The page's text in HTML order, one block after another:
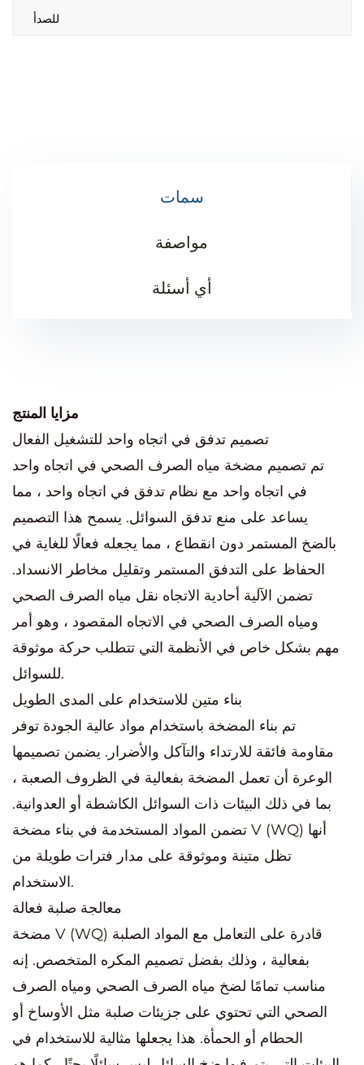
للصدأ
سمات
مواصفة
أي أسئلة
مزايا المنتج
تصميم تدفق في اتجاه واحد للتشغيل الفعال
تم تصميم مضخة مياه الصرف الصحي في اتجاه واحد
في اتجاه واحد مع نظام تدفق في اتجاه واحد ، مما
يساعد على منع تدفق السوائل. يسمح هذا التصميم
بالضخ المستمر دون انقطاع ، مما يجعله فعالًا للغاية في
الحفاظ على التدفق المستمر وتقليل مخاطر الانسداد.
تضمن الآلية أحادية الاتجاه نقل مياه الصرف الصحي
ومياه الصرف الصحي في الاتجاه المقصود ، وهو أمر
مهم بشكل خاص في الأنظمة التي تتطلب حركة موثوقة
للسوائل.
بناء متين للاستخدام على المدى الطويل
تم بناء المضخة باستخدام مواد عالية الجودة توفر
مقاومة فائقة للارتداء والتآكل والأضرار. يضمن تصميمها
الوعرة أن تعمل المضخة بفعالية في الظروف الصعبة ،
بما في ذلك البيئات ذات السوائل الكاشطة أو العدوانية.
تضمن المواد المستخدمة في بناء مضخة V (WQ) أنها
تظل متينة وموثوقة على مدار فترات طويلة من
الاستخدام.
معالجة صلبة فعالة
مضخة V (WQ) قادرة على التعامل مع المواد الصلبة
بفعالية ، وذلك بفضل تصميم المكره المتخصص. إنه
مناسب تمامًا لضخ مياه الصرف الصحي ومياه الصرف
الصحي التي تحتوي على جزيئات صلبة مثل الأوساخ أو
الحطام أو الحمأة. هذا يجعلها مثالية للاستخدام في